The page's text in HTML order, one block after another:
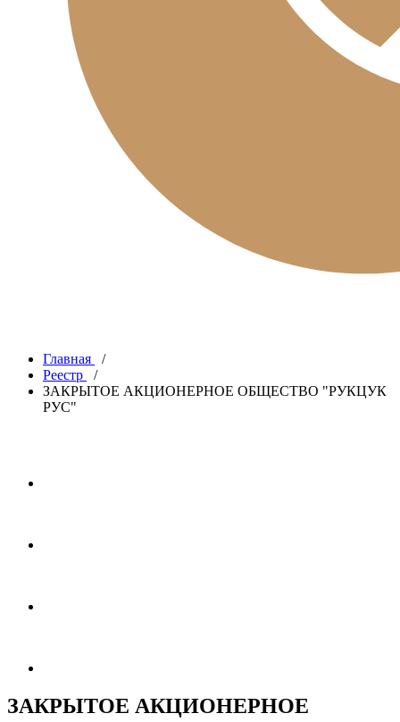
Главная
/
Реестр
/
ЗАКРЫТОЕ АКЦИОНЕРНОЕ ОБЩЕСТВО "РУКЦУК
РУС"
ЗАКРЫТОЕ АКЦИОНЕРНОЕ